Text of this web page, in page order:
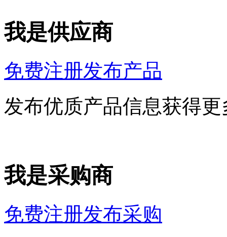
我是供应商
免费注册发布产品
发布优质产品信息获得
我是采购商
免费注册发布采购